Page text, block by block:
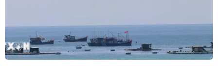
06/08/2026 02:33
Sắp thu phí thêm 5 dự án thành phần